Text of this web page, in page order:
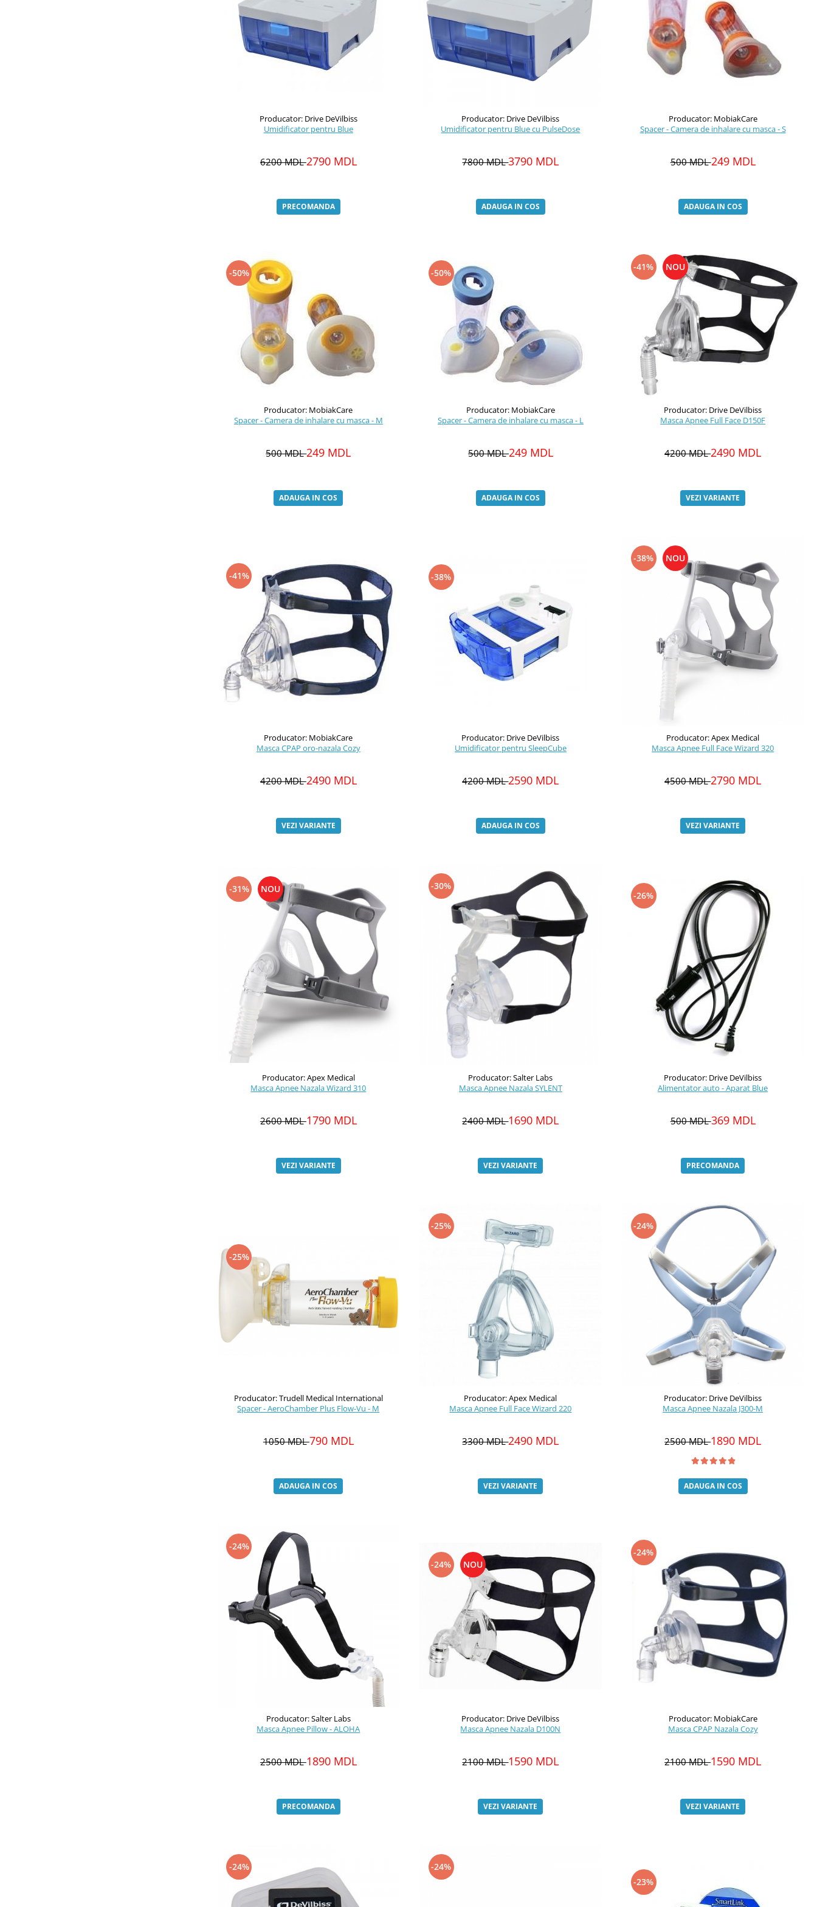
Producator: Drive DeVilbiss
Umidificator pentru Blue
6200 MDL2790 MDL
PRECOMANDA
Producator: Drive DeVilbiss
Umidificator pentru Blue cu PulseDose
7800 MDL3790 MDL
ADAUGA IN COS
Producator: MobiakCare
Spacer - Camera de inhalare cu masca - S
500 MDL249 MDL
ADAUGA IN COS
-50%
Producator: MobiakCare
Spacer - Camera de inhalare cu masca - M
500 MDL249 MDL
ADAUGA IN COS
-50%
Producator: MobiakCare
Spacer - Camera de inhalare cu masca - L
500 MDL249 MDL
ADAUGA IN COS
-41% NOU
Producator: Drive DeVilbiss
Masca Apnee Full Face D150F
4200 MDL2490 MDL
VEZI VARIANTE
-41%
Producator: MobiakCare
Masca CPAP oro-nazala Cozy
4200 MDL2490 MDL
VEZI VARIANTE
-38%
Producator: Drive DeVilbiss
Umidificator pentru SleepCube
4200 MDL2590 MDL
ADAUGA IN COS
-38% NOU
Producator: Apex Medical
Masca Apnee Full Face Wizard 320
4500 MDL2790 MDL
VEZI VARIANTE
-31% NOU
Producator: Apex Medical
Masca Apnee Nazala Wizard 310
2600 MDL1790 MDL
VEZI VARIANTE
-30%
Producator: Salter Labs
Masca Apnee Nazala SYLENT
2400 MDL1690 MDL
VEZI VARIANTE
-26%
Producator: Drive DeVilbiss
Alimentator auto - Aparat Blue
500 MDL369 MDL
PRECOMANDA
-25%
Producator: Trudell Medical International
Spacer - AeroChamber Plus Flow-Vu - M
1050 MDL790 MDL
ADAUGA IN COS
-25%
Producator: Apex Medical
Masca Apnee Full Face Wizard 220
3300 MDL2490 MDL
VEZI VARIANTE
-24%
Producator: Drive DeVilbiss
Masca Apnee Nazala J300-M
2500 MDL1890 MDL
ADAUGA IN COS
-24%
Producator: Salter Labs
Masca Apnee Pillow - ALOHA
2500 MDL1890 MDL
PRECOMANDA
-24% NOU
Producator: Drive DeVilbiss
Masca Apnee Nazala D100N
2100 MDL1590 MDL
VEZI VARIANTE
-24%
Producator: MobiakCare
Masca CPAP Nazala Cozy
2100 MDL1590 MDL
VEZI VARIANTE
-24%
-24%
-23%